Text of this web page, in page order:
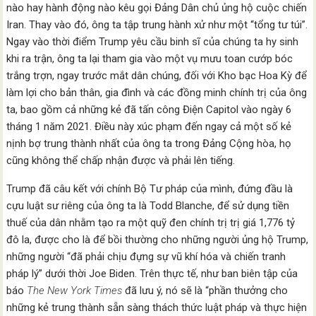
nào hay hành động nào kêu gọi Đảng Dân chủ ủng hộ cuộc chiến
Iran. Thay vào đó, ông ta tập trung hành xử như một “tổng tư túi”.
Ngay vào thời điểm Trump yêu cầu binh sĩ của chúng ta hy sinh
khi ra trận, ông ta lại tham gia vào một vụ mưu toan cướp bóc
trắng trợn, ngay trước mắt dân chúng, đối với Kho bạc Hoa Kỳ để
làm lợi cho bản thân, gia đình và các đồng minh chính trị của ông
ta, bao gồm cả những kẻ đã tấn công Điện Capitol vào ngày 6
tháng 1 năm 2021. Điều này xúc phạm đến ngay cả một số kẻ
nịnh bợ trung thành nhất của ông ta trong Đảng Cộng hòa, họ
cũng không thể chấp nhận được và phải lên tiếng.
Trump đã câu kết với chính Bộ Tư pháp của mình, đứng đầu là
cựu luật sư riêng của ông ta là Todd Blanche, để sử dụng tiền
thuế của dân nhằm tạo ra một quỹ đen chính trị trị giá 1,776 tỷ
đô la, được cho là để bồi thường cho những người ủng hộ Trump,
những người “đã phải chịu đựng sự vũ khí hóa và chiến tranh
pháp lý” dưới thời Joe Biden. Trên thực tế, như ban biên tập của
báo The New York Times đã lưu ý, nó sẽ là “phần thưởng cho
những kẻ trung thành sẵn sàng thách thức luật pháp và thực hiện